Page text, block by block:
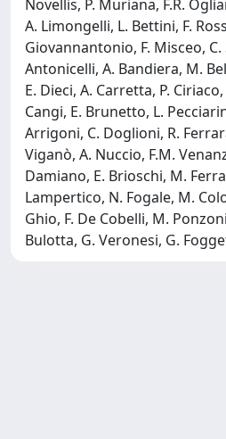
Novellis, P. Muriana, F.R.
A. Limongelli, L. Bettini, F.
Giovannantonio, F. Misceo, C.
Antonicelli, A. Bandiera, M.
E. Dieci, A. Carretta, P.
Cangi, E. Brunetto, L.
Arrigoni, C. Doglioni, R.
Viganò, A. Nuccio, F.M.
Damiano, E. Brioschi, M.
Lampertico, N. Fogale, M.
Ghio, F. De Cobelli, M.
Bulotta, G. Veronesi, G.